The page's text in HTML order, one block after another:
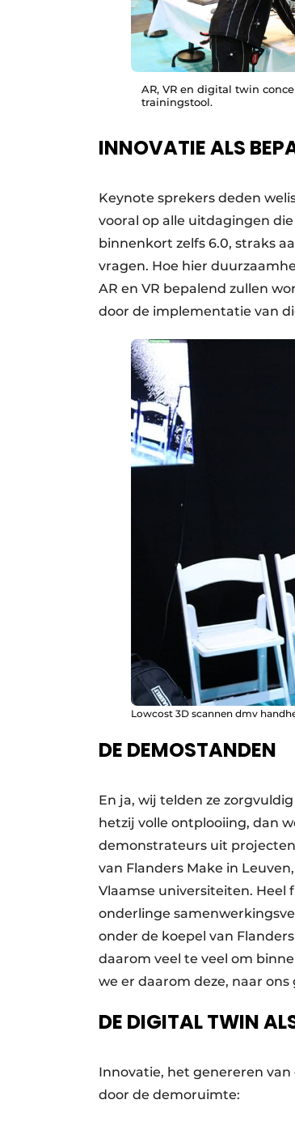
AR, VR en digital twin
trainingstool.
INNOVATIE ALS
Keynote sprekers deden
vooral op alle uitdagingen
binnenkort zelfs 6.0, straks
vragen. Hoe hier
AR en VR bepalend zullen
door de implementatie van
Lowcost 3D scannen dmv
DE DEMOSTANDEN
En ja, wij telden ze
hetzij volle ontplooiing, dan
demonstrateurs uit
van Flanders Make in
Vlaamse universiteiten.
onderlinge
onder de koepel van
daarom veel te veel om
we er daarom deze, naar
DE DIGITAL TWIN
Innovatie, het genereren van
door de demoruimte: